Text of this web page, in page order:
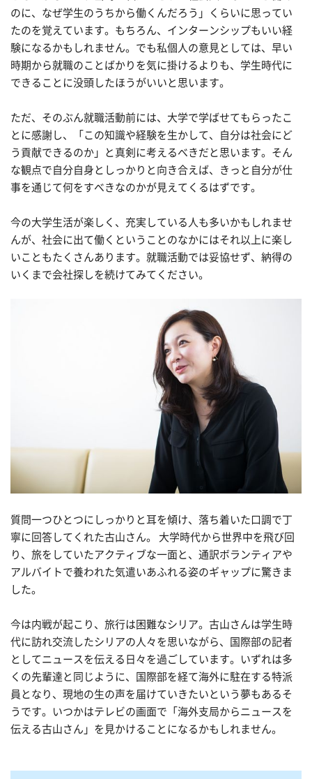
のに、なぜ学生のうちから働くんだろう」くらいに思ってい
たのを覚えています。もちろん、インターンシップもいい経
験になるかもしれません。でも私個人の意見としては、早い
時期から就職のことばかりを気に掛けるよりも、学生時代に
できることに没頭したほうがいいと思います。
ただ、そのぶん就職活動前には、大学で学ばせてもらったこ
とに感謝し、「この知識や経験を生かして、自分は社会にど
う貢献できるのか」と真剣に考えるべきだと思います。そん
な観点で自分自身としっかりと向き合えば、きっと自分が仕
事を通じて何をすべきなのかが見えてくるはずです。
今の大学生活が楽しく、充実している人も多いかもしれませ
んが、社会に出て働くということのなかにはそれ以上に楽し
いこともたくさんあります。就職活動では妥協せず、納得の
いくまで会社探しを続けてみてください。
質問一つひとつにしっかりと耳を傾け、落ち着いた口調で丁
寧に回答してくれた古山さん。 大学時代から世界中を飛び回
り、旅をしていたアクティブな一面と、通訳ボランティアや
アルバイトで養われた気遣いあふれる姿のギャップに驚きま
した。
今は内戦が起こり、旅行は困難なシリア。古山さんは学生時
代に訪れ交流したシリアの人々を思いながら、国際部の記者
としてニュースを伝える日々を過ごしています。いずれは多
くの先輩達と同じように、国際部を経て海外に駐在する特派
員となり、現地の生の声を届けていきたいという夢もあるそ
うです。いつかはテレビの画面で「海外支局からニュースを
伝える古山さん」を見かけることになるかもしれません。